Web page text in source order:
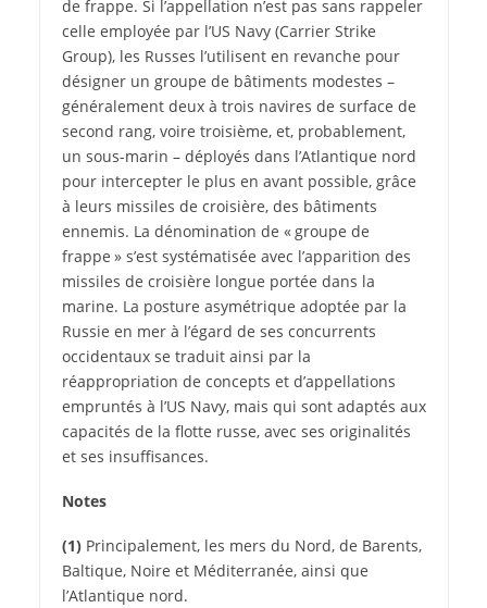
de frappe. Si l’appellation n’est pas sans rappeler
celle employée par l’US Navy (Carrier Strike
Group), les Russes l’utilisent en revanche pour
désigner un groupe de bâtiments modestes –
généralement deux à trois navires de surface de
second rang, voire troisième, et, probablement,
un sous-marin – déployés dans l’Atlantique nord
pour intercepter le plus en avant possible, grâce
à leurs missiles de croisière, des bâtiments
ennemis. La dénomination de « groupe de
frappe » s’est systématisée avec l’apparition des
missiles de croisière longue portée dans la
marine. La posture asymétrique adoptée par la
Russie en mer à l’égard de ses concurrents
occidentaux se traduit ainsi par la
réappropriation de concepts et d’appellations
empruntés à l’US Navy, mais qui sont adaptés aux
capacités de la flotte russe, avec ses originalités
et ses insuffisances.
Notes
(1)Principalement, les mers du Nord, de Barents,
Baltique, Noire et Méditerranée, ainsi que
l’Atlantique nord.